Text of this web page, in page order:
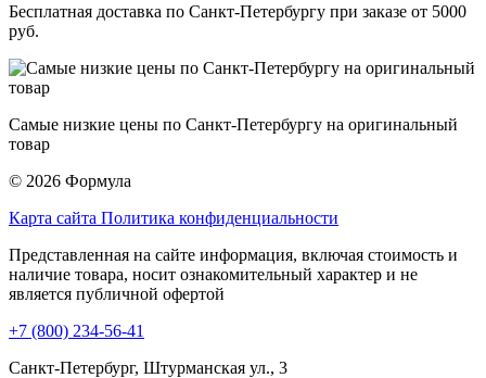
Бесплатная доставка по Санкт-Петербургу при заказе от 5000
руб.
Самые низкие цены по Санкт-Петербургу на оригинальный
товар
© 2026 Формула
Карта сайта Политика конфиденциальности
Представленная на сайте информация, включая стоимость и
наличие товара, носит ознакомительный характер и не
является публичной офертой
+7 (800) 234-56-41
Санкт-Петербург, Штурманская ул., 3